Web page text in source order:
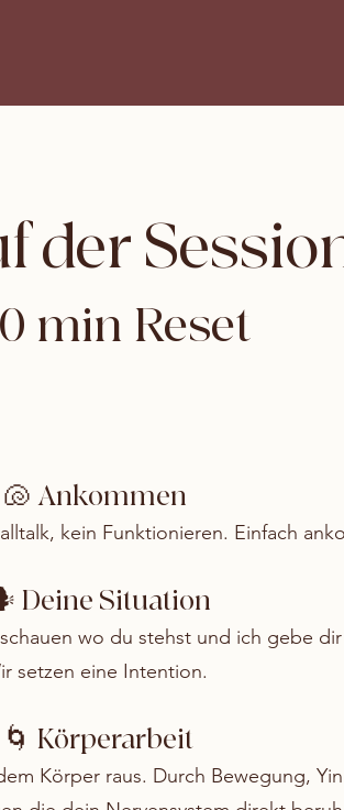
der
min Reset
🐚 Ankommen
kein Funktionieren. Einfach
Deine Situation
wo du stehst und ich gebe
setzen eine Intention.
🌀 Körperarbeit
Körper raus. Durch Bewegung,